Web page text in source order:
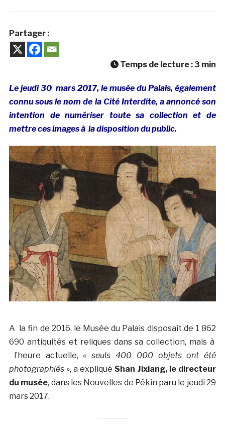
Partager :
Temps de lecture : 3 min
Le jeudi 30 mars 2017, le musée du Palais, également
connu sous le nom de la Cité Interdite, a annoncé son
intention de numériser toute sa collection et de
mettre ces images à la disposition du public.
A la fin de 2016, le Musée du Palais disposait de 1 862
690 antiquités et reliques dans sa collection, mais à
l’heure actuelle,« seuls 400 000 objets ont été
photographiés », a expliquéShan Jixiang, le directeur
du musée, dans les Nouvelles de Pékin paru le jeudi 29
mars 2017.